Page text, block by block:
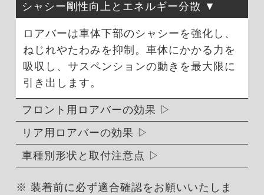
シャシー剛性向上とエネルギー分散
ロアバーは車体下部のシャシーを強化し、
ねじれやたわみを抑制。車体にかかる力を
吸収し、サスペンションの動きを最大限に
引き出します。
フロント用ロアバーの効果
リア用ロアバーの効果
車種別形状と取付注意点
※ 装着前に必ず適合確認をお願いいたしま